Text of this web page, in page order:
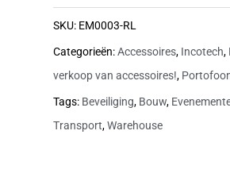
SKU: EM0003-RL
Categorieën:Accessoires, Incotech,
verkoop van accessoires!,
Tags: Beveiliging, Bouw,
Transport,Warehouse